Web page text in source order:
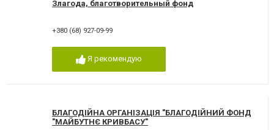
Злагода, благотворительный фонд
+380 (68) 927-09-99
Я рекомендую
БЛАГОДІЙНА ОРГАНІЗАЦІЯ "БЛАГОДІЙНИЙ ФОНД
"МАЙБУТНЄ КРИВБАСУ"